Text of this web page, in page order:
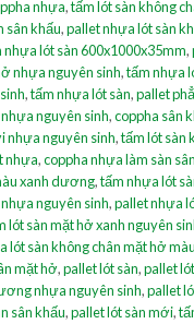
nhựa,tấm lót sàn không
sân khấu,pallet nhựa lót sàn
nhựa lót sàn 600x1000x35mm,
nhựa nguyên sinh,tấm nhựa
,tấm nhựa lót sàn,pallet
nguyên sinh,coppha sân
nhựa nguyên sinh,tấm lót sàn
nhựa,coppha nhựa làm sàn
xanh dương,tấm nhựa lót
nguyên sinh,pallet nhựa
lót sàn mặt hở xanh nguyên
lót sàn không chân mặt hở
mặt hở,pallet lót sàn,pallet
nhựa nguyên sinh,pallet
sân khấu,pallet lót sàn mới,